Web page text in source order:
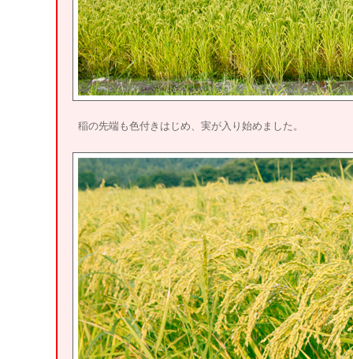
稲の先端も色付きはじめ、実が入り始めました。